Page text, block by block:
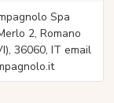
Spa
2, Romano
36060, IT email